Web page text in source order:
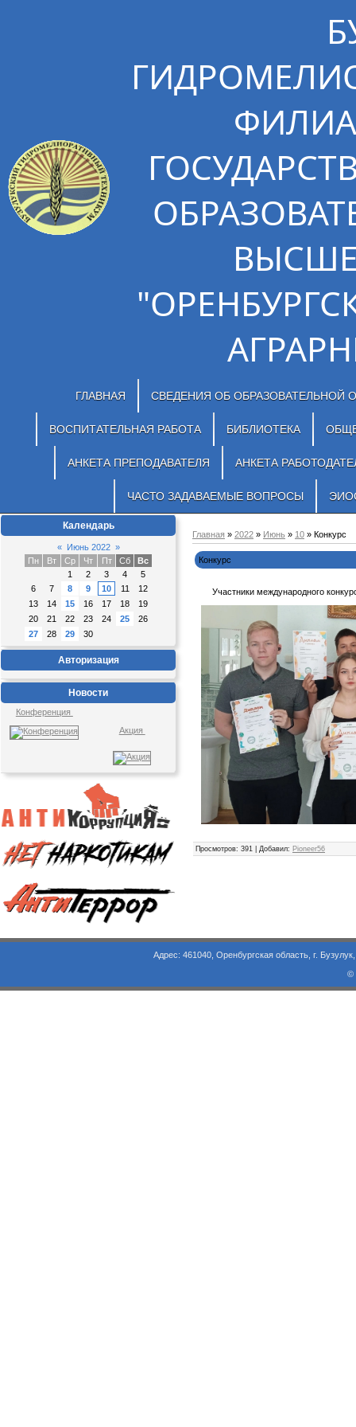
ГЛАВНАЯ СВЕДЕНИЯ ОБ ОБРАЗОВАТЕЛЬНОЙ
ВОСПИТАТЕЛЬНАЯ РАБОТА БИБЛИОТЕКА
АНКЕТА ПРЕПОДАВАТЕЛЯ АНКЕТА
ЧАСТО ЗАДАВАЕМЫЕ ВОПРОСЫ
Календарь
« Июнь 2022 »
Пн
Вт Ср Чт Пт Сб
Вс
1
2 3 4
5
6
7 8 9 10 11
12
13
14 15 16 17 18
19
20
21 22 23 24 25
26
27
28 29 30
Авторизация
Новости
Конференция
Акция
Главная » 2022 » Июнь » 10 » Конкурс
Конкурс
Участники международного
Просмотров: 391 | Добавил: Pioneer56
Адрес: 461040, Оренбургская область, г. Бузулук, ул.
©